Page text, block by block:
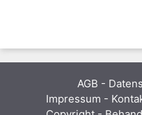
AGB -
Impressum -